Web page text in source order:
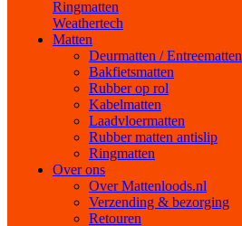
Ringmatten
Weathertech
Matten
Deurmatten / Entreematten
Bakfietsmatten
Rubber op rol
Kabelmatten
Laadvloermatten
Rubber matten antislip
Ringmatten
Over ons
Over Mattenloods.nl
Verzending & bezorging
Retouren